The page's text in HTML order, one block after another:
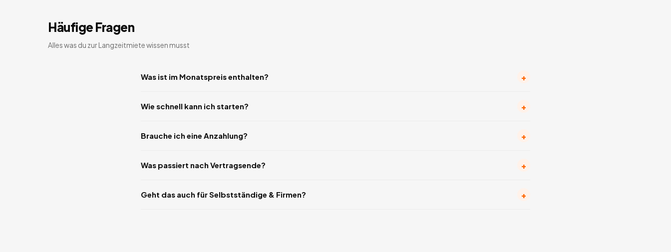
Häufige Fragen
Alles was du zur Langzeitmiete wissen musst
Was ist im Monatspreis enthalten? +
Wie schnell kann ich starten? +
Brauche ich eine Anzahlung? +
Was passiert nach Vertragsende? +
Geht das auch für Selbstständige & Firmen? +